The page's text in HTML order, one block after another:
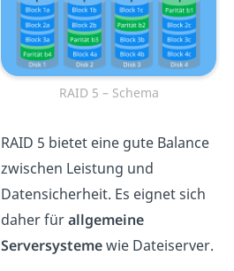
RAID 5 – Schema
RAID 5 bietet eine gute Balance
zwischen Leistung und
Datensicherheit. Es eignet sich
daher fürallgemeine
Serversystemewie Dateiserver.